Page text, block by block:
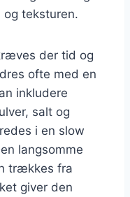
teksturen.
der tid og
ofte med en
inkludere
salt og
i en slow
langsomme
trækkes fra
giver den